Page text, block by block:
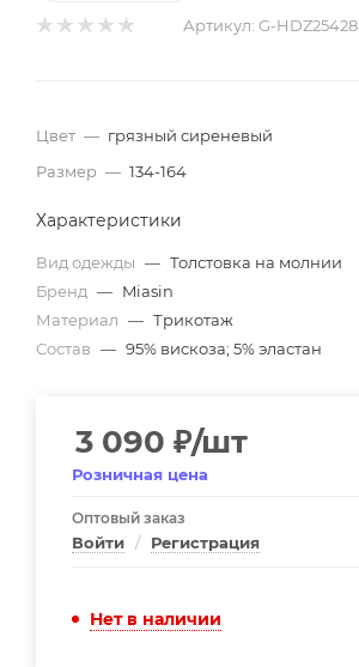
Артикул: G-HDZ25428
Цвет — грязный сиреневый
Размер — 134-164
Характеристики
Вид одежды — Толстовка на молнии
Бренд — Miasin
Материал — Трикотаж
Состав — 95% вискоза; 5% эластан
3 090 ₽/шт
Розничная цена
Оптовый заказ
Войти / Регистрация
Нет в наличии